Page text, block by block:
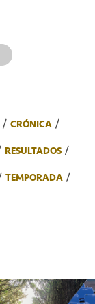
CRÓNICA
RESULTADOS
TEMPORADA